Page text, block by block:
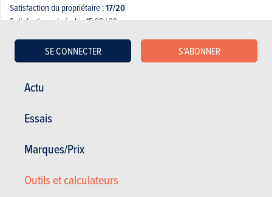
Actu
Essais
Marques/Prix
Outils et calculateurs
SE CONNECTER S'ABONNER
Satisfaction du propriétaire :17/20
Satisfaction générale :
15.98 / 20
Très bonne voiture remplacée par la V40!!!
07.06.2013
(2004)